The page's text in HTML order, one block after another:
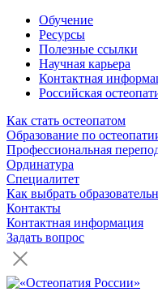
Обучение
Ресурсы
Полезные ссылки
Научная карьера
Контактная
Российская
Как стать остеопатом
Образование по
Профессиональная
Ординатура
Специалитет
Как выбрать
Контакты
Контактная информация
Задать вопрос